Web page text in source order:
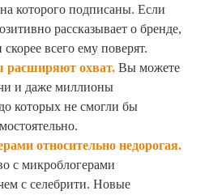
которого подписаны. Если
рассказывает о бренде,
всего ему поверят.
охват. Вы можете
и даже миллионы
которых не смогли бы
относительно недорогая.
с микроблогерами
с селебрити. Новые